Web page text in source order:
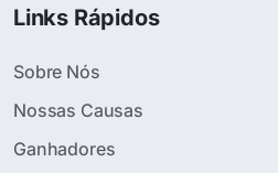
Links Rápidos
Sobre Nós
Nossas Causas
Ganhadores